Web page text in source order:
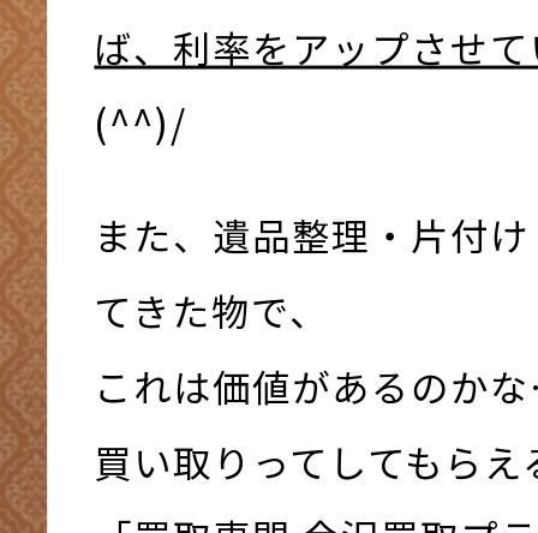
ば、利率をアップさせ
(^^)/
また、遺品整理・片付
てきた物で、
これは価値があるのか
買い取りってしてもら